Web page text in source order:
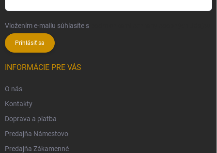
Vložením e-mailu súhlasíte s
Prihlásiť sa
INFORMÁCIE PRE VÁS
O nás
Kontakty
Doprava a platba
Predajňa Námestovo
Predajňa Zákamenné